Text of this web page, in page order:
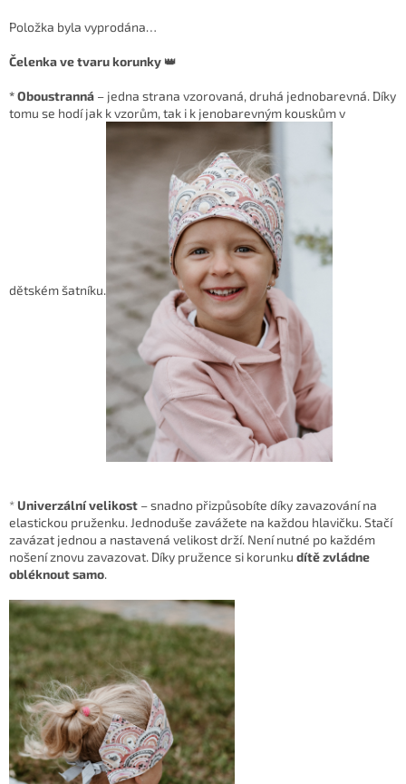
Položka byla vyprodána…
Čelenka ve tvaru korunky 👑
* Oboustranná – jedna strana vzorovaná, druhá jednobarevná. Díky
tomu se hodí jak k vzorům, tak i k jenobarevným kouskům v
dětském šatníku.
* Univerzální velikost – snadno přizpůsobíte díky zavazování na
elastickou pruženku. Jednoduše zavážete na každou hlavičku. Stačí
zavázat jednou a nastavená velikost drží. Není nutné po každém
nošení znovu zavazovat. Díky pružence si korunku dítě zvládne
obléknout samo.